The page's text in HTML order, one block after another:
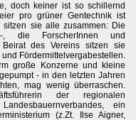
doch keiner ist so schillernd
pro grüner Gentechnik ist
sie alle zusammen: Die
ForscherInnen und
Beirat des Vereins sitzen sie
Fördermittelvergabestellen.
große Konzerne und kleine
- in den letzten Jahren
mag wenig überraschen.
der regionalen
ein
(z.Zt. Ilse Aigner,